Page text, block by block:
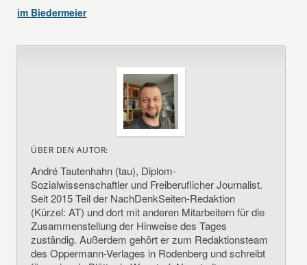
im Biedermeier
ÜBER DEN AUTOR:
André Tautenhahn (tau), Diplom-
Sozialwissenschaftler und Freiberuflicher Journalist.
Seit 2015 Teil der NachDenkSeiten-Redaktion
(Kürzel: AT) und dort mit anderen Mitarbeitern für die
Zusammenstellung der Hinweise des Tages
zuständig. Außerdem gehört er zum Redaktionsteam
des Oppermann-Verlages in Rodenberg und schreibt